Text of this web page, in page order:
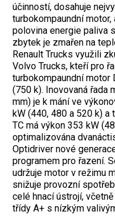
účinností, dosahuje
turbokompaundní
polovina energie paliva
zbytek je zmařen na
Renault Trucks využili
Volvo Trucks, kteří pro
turbokompaundní motor
(750 k). Inovovaná řada
mm) je k mání ve
kW (440, 480 a 520 k) a
TC má výkon 353 kW
optimalizována
Optidriver nové
programem pro řazení.
udržuje motor v režimu
snižuje provozní
celé hnací ústrojí,
třídy A+ s nízkým